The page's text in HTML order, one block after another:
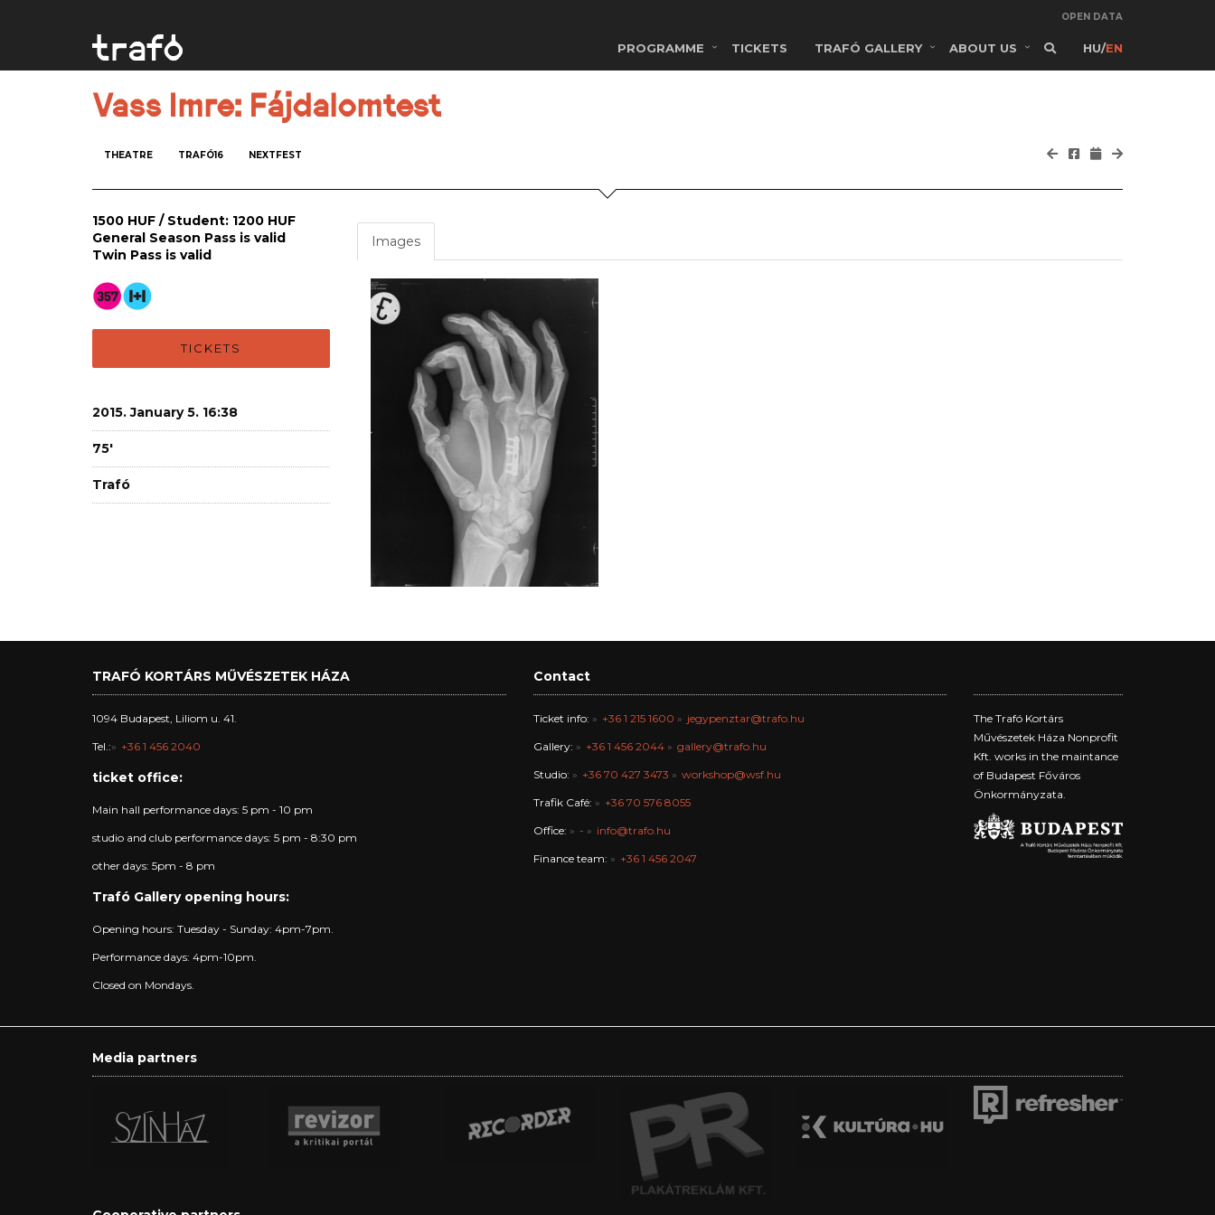
OPEN DATA
PROGRAMME TICKETS TRAFÓ GALLERY ABOUT US HU/EN
Vass Imre: Fájdalomtest
THEATRE TRAFÓ16 NEXTFEST
1500 HUF / Student: 1200 HUF
General Season Pass is valid
Twin Pass is valid
TICKETS
2015. January 5. 16:38
75'
Trafó
Images
TRAFÓ KORTÁRS MŰVÉSZETEK HÁZA
1094 Budapest, Liliom u. 41.
Tel.: +36 1 456 2040
ticket office:
Main hall performance days: 5 pm - 10 pm
studio and club performance days: 5 pm - 8:30 pm
other days: 5pm - 8 pm
Trafó Gallery opening hours:
Opening hours: Tuesday - Sunday: 4pm-7pm.
Performance days: 4pm-10pm.
Closed on Mondays.
Contact
Ticket info: +36 1 215 1600 jegypenztar@trafo.hu
Gallery: +36 1 456 2044 gallery@trafo.hu
Studio: +36 70 427 3473 workshop@wsf.hu
Trafik Café: +36 70 576 8055
Office: - info@trafo.hu
Finance team: +36 1 456 2047
The Trafó Kortárs
Művészetek Háza Nonprofit
Kft. works in the maintance
of Budapest Főváros
Önkormányzata.
Media partners